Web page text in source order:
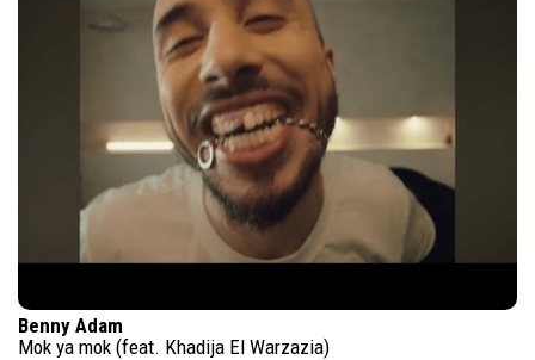
Benny Adam
Mok ya mok (feat. Khadija El Warzazia)